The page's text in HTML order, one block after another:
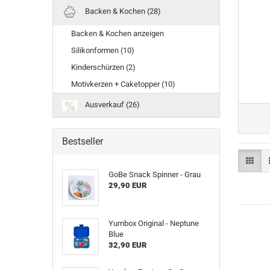
Backen & Kochen (28)
Backen & Kochen anzeigen
Silikonformen (10)
Kinderschürzen (2)
Motivkerzen + Caketopper (10)
Ausverkauf (26)
Bestseller
GoBe Snack Spinner - Grau
29,90 EUR
Yumbox Original - Neptune
Blue
32,90 EUR